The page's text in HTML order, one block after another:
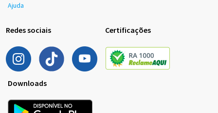
Ajuda
Redes sociais Certificações
Downloads